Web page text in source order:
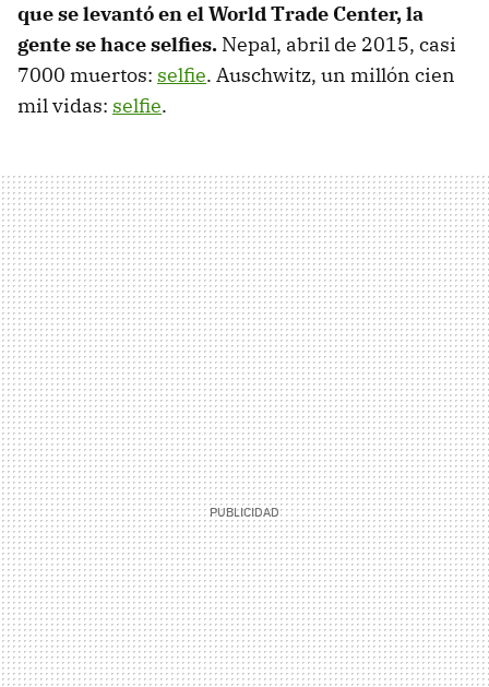
que se levantó en el World Trade Center, la
gente se hace selfies. Nepal, abril de 2015, casi
7000 muertos: selfie. Auschwitz, un millón cien
mil vidas: selfie.